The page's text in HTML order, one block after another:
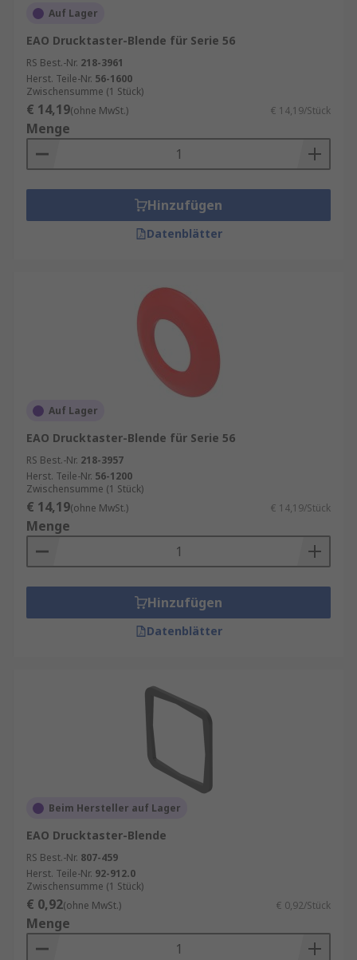
Auf Lager
EAO Drucktaster-Blende für Serie 56
RS Best.-Nr. 218-3961
Herst. Teile-Nr. 56-1600
Zwischensumme (1 Stück)
€ 14,19(ohne MwSt.) € 14,19/Stück
Menge
Hinzufügen
Datenblätter
Auf Lager
EAO Drucktaster-Blende für Serie 56
RS Best.-Nr. 218-3957
Herst. Teile-Nr. 56-1200
Zwischensumme (1 Stück)
€ 14,19(ohne MwSt.) € 14,19/Stück
Menge
Hinzufügen
Datenblätter
Beim Hersteller auf Lager
EAO Drucktaster-Blende
RS Best.-Nr. 807-459
Herst. Teile-Nr. 92-912.0
Zwischensumme (1 Stück)
€ 0,92(ohne MwSt.) € 0,92/Stück
Menge